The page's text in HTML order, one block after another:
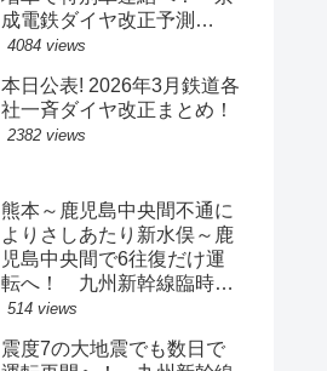
成電鉄ダイヤ改正予測
(2029年以降予定)
4084 views
本日公表! 2026年3月鉄道各
社一斉ダイヤ改正まとめ！
2382 views
熊本～鹿児島中央間不通に
よりさしあたり新水俣～鹿
児島中央間で6往復だけ運
転へ！ 九州新幹線臨時ダ
イヤ運転(2026年8月)
514 views
震度7の大地震でも数日で